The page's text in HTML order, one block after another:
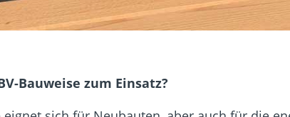
Bauweise zum Einsatz?